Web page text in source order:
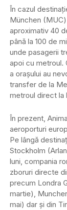
În cazul
München
aproximativ 40
până la 100 de
unde pasagerii
apoi cu metroul.
a orașului au
transfer de la
metroul direct la
În prezent,
aeroporturi
Pe lângă
Stockholm
luni, compania
zboruri directe
precum Londra
martie),
mai) dar și din